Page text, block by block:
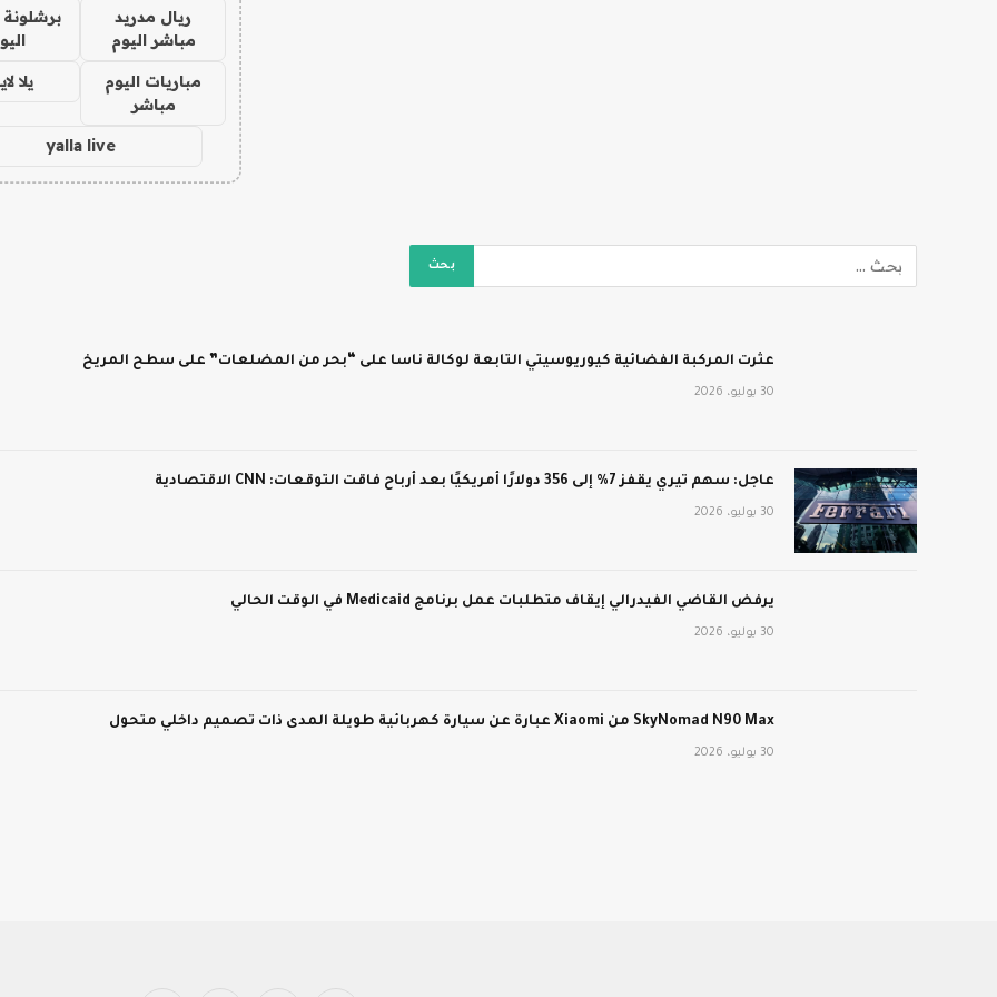
ريال مدريد
مباشر اليوم
مباريات اليوم
مباشر
يلا
yalla live
عثرت المركبة الفضائية كيوريوسيتي التابعة لوكالة ناسا على “بحر من المضلعات” على سطح المريخ
30 يوليو، 2026
عاجل: سهم تيري يقفز 7% إلى 356 دولارًا أمريكيًا بعد أرباح فاقت التوقعات: CNN الاقتصادية
30 يوليو، 2026
يرفض القاضي الفيدرالي إيقاف متطلبات عمل برنامج Medicaid في الوقت الحالي
30 يوليو، 2026
SkyNomad N90 Max من Xiaomi عبارة عن سيارة كهربائية طويلة المدى ذات تصميم داخلي متحول
30 يوليو، 2026